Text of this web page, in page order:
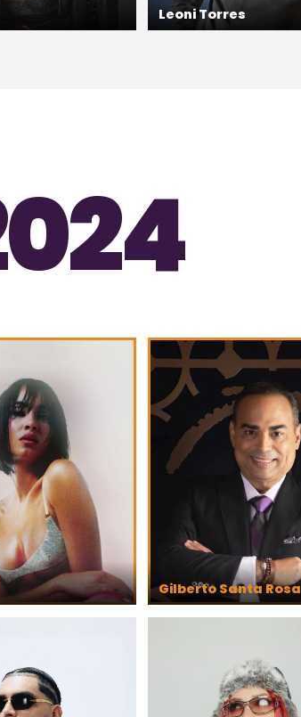
Leoni Torres
Gilberto Santa Rosa